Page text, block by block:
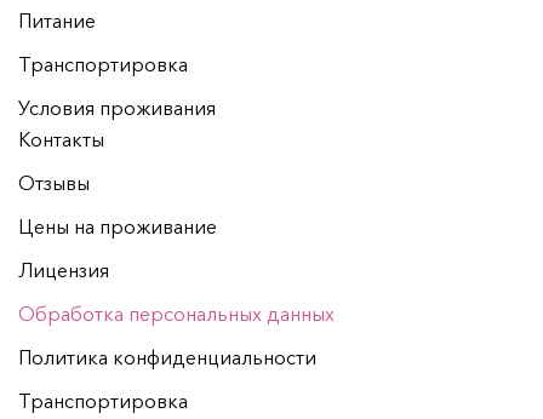
Питание
Транспортировка
Условия проживания
Контакты
Отзывы
Цены на проживание
Лицензия
Обработка персональных данных
Политика конфиденциальности
Транспортировка